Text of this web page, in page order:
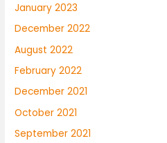
January 2023
December 2022
August 2022
February 2022
December 2021
October 2021
September 2021